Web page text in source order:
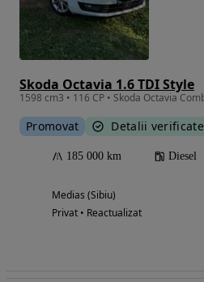
Skoda Octavia 1.6 TDI Style
Promovat Detalii verificate
185 000 km Diesel
Medias (Sibiu)
Privat • Reactualizat